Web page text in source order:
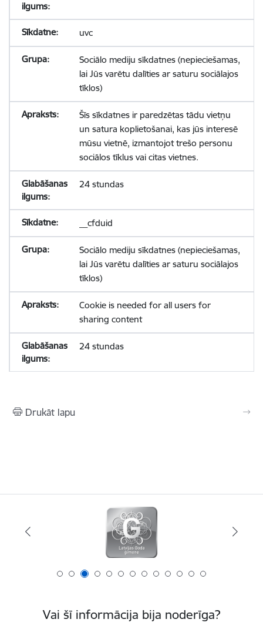
uvc
Sociālo mediju sīkdatnes (nepieciešamas,
lai Jūs varētu dalīties ar saturu sociālajos
tīklos)
Šīs sīkdatnes ir paredzētas tādu vietņu
un satura koplietošanai, kas jūs interesē
mūsu vietnē, izmantojot trešo personu
sociālos tīklus vai citas vietnes.
24 stundas
__cfduid
Sociālo mediju sīkdatnes (nepieciešamas,
lai Jūs varētu dalīties ar saturu sociālajos
tīklos)
Cookie is needed for all users for
sharing content
24 stundas
Drukāt lapu
Vai šī informācija bija noderīga?